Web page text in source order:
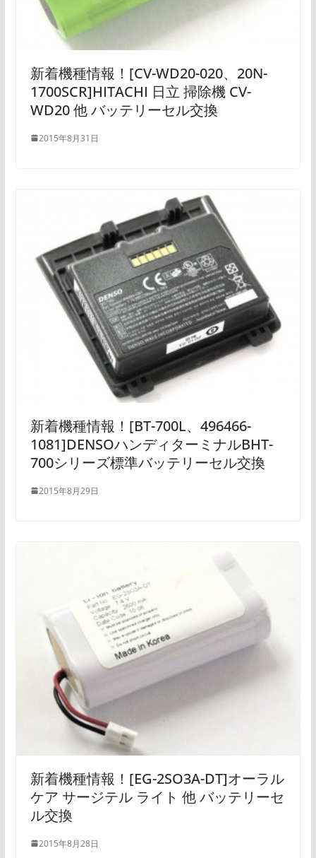
新着機種情報！[CV-WD20-020、20N-
1700SCR]HITACHI 日立 掃除機 CV-
WD20 他 バッテリーセル交換
2015年8月31日
新着機種情報！[BT-700L、496466-
1081]DENSOハンディターミナルBHT-
700シリーズ標準バッテリーセル交換
2015年8月29日
新着機種情報！[EG-2SO3A-DT]オーラル
ケア サージテル ライト 他 バッテリーセ
ル交換
2015年8月28日